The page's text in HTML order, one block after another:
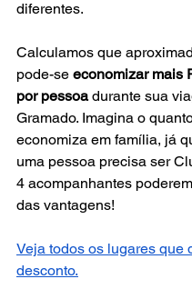
diferentes.
Calculamos que
pode-se economizar mais
por pessoa durante sua
Gramado. Imagina o
economiza em família, já
uma pessoa precisa ser
4 acompanhantes
das vantagens!
Veja todos os lugares que
desconto.